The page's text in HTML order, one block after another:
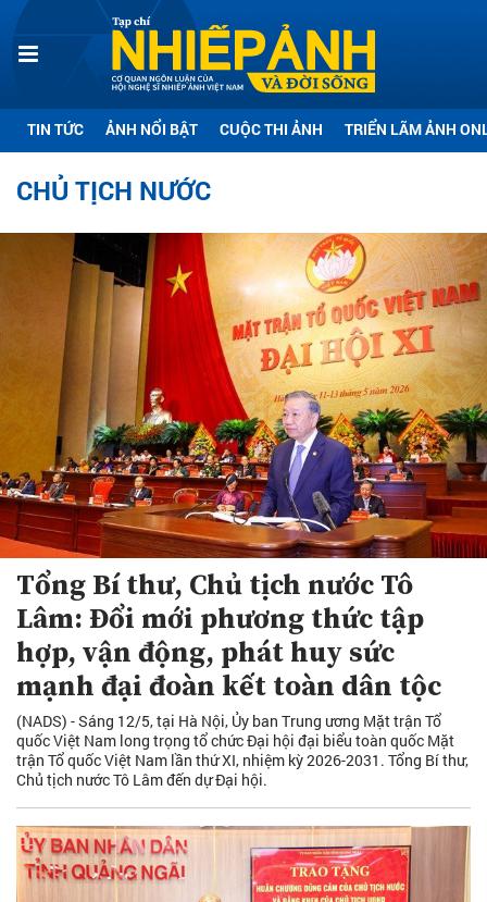
TIN TỨC ẢNH NỔI BẬT CUỘC THI ẢNH TRIỂN LÃM ẢNH
CHỦ TỊCH NƯỚC
Tổng Bí thư, Chủ tịch nước Tô
Lâm: Đổi mới phương thức tập
hợp, vận động, phát huy sức
mạnh đại đoàn kết toàn dân tộc
(NADS) - Sáng 12/5, tại Hà Nội, Ủy ban Trung ương Mặt trận Tổ
quốc Việt Nam long trọng tổ chức Đại hội đại biểu toàn quốc Mặt
trận Tổ quốc Việt Nam lần thứ XI, nhiệm kỳ 2026-2031. Tổng Bí thư,
Chủ tịch nước Tô Lâm đến dự Đại hội.